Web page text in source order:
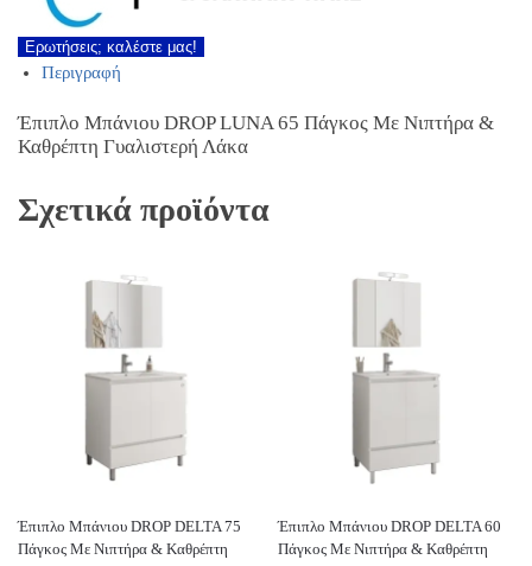
Ερωτήσεις; καλέστε μας!
Περιγραφή
Έπιπλο Μπάνιου DROP LUNA 65 Πάγκος Με Νιπτήρα &
Καθρέπτη Γυαλιστερή Λάκα
Σχετικά προϊόντα
Έπιπλο Μπάνιου DROP DELTA 75
Πάγκος Με Νιπτήρα & Καθρέπτη
Έπιπλο Μπάνιου DROP DELTA 60
Πάγκος Με Νιπτήρα & Καθρέπτη